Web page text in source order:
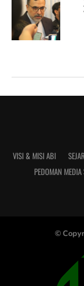
VISI & MISI ABI
PEDOMAN MEDIA
©